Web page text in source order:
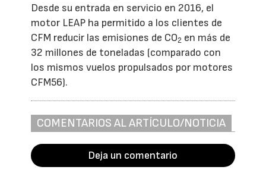
Desde su entrada en servicio en 2016, el
motor LEAP ha permitido a los clientes de
CFM reducir las emisiones de CO2 en más de
32 millones de toneladas (comparado con
los mismos vuelos propulsados por motores
CFM56).
COMENTARIOS AL ARTÍCULO/NOTICIA
Deja un comentario